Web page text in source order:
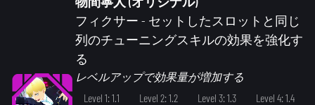
フィクサー - セットしたスロットと同じ
列のチューニングスキルの効果を強化す
る
レベルアップで効果量が増加する
Level 1: 1.1
Level 2: 1.2 Level 3: 1.3 Level 4: 1.4